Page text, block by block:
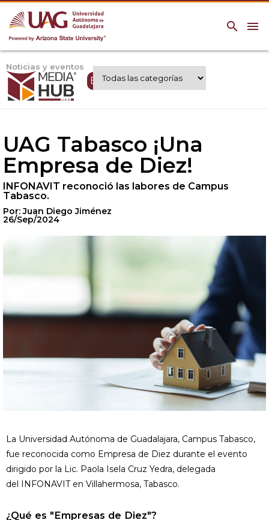
menu
search
Noticias y eventos
Expertos UAG
UAG Tabasco ¡Una
Empresa de Diez!
INFONAVIT reconoció las labores de Campus
Tabasco.
Por: Juan Diego Jiménez
26/Sep/2024
La Universidad Autónoma de Guadalajara, Campus Tabasco,
fue reconocida como Empresa de Diez durante el evento
dirigido por la Lic. Paola Isela Cruz Yedra, delegada
del INFONAVIT en Villahermosa, Tabasco.
¿Qué es "Empresas de Diez"?